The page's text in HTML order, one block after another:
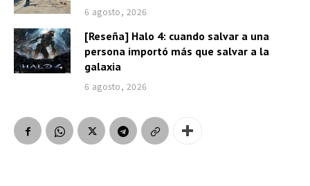
6 agosto, 2026
[Reseña] Halo 4: cuando salvar a una
persona importó más que salvar a la
galaxia
6 agosto, 2026